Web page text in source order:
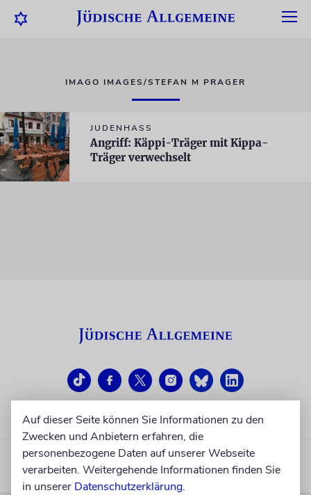
IMAGO IMAGES/STEFAN M PRAGER
JUDENHASS
Angriff: Käppi-Träger mit Kippa-
Träger verwechselt
Auf dieser Seite können Sie Informationen zu den
Zwecken und Anbietern erfahren, die
personenbezogene Daten auf unserer Webseite
verarbeiten. Weitergehende Informationen finden Sie
in unserer Datenschutzerklärung.